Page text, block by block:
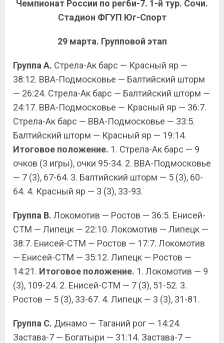
Чемпионат России по регби-7. 1-й тур. Сочи.
Стадион ФГУП Юг-Спорт
29 марта. Групповой этап
Группа А. Стрела-Ак барс — Красный яр —
38:12. ВВА-Подмосковье — Балтийский шторм
— 26:24. Стрела-Ак барс — Балтийский шторм —
24:17. ВВА-Подмосковье — Красный яр — 36:7.
Стрела-Ак барс — ВВА-Подмосковье — 33:5.
Балтийский шторм — Красный яр — 19:14.
Итоговое положение. 1. Стрела-Ак барс — 9
очков (3 игры), очки 95-34. 2. ВВА-Подмосковье
— 7 (3), 67-64. 3. Балтийский шторм — 5 (3), 60-
64. 4. Красный яр — 3 (3), 33-93.
Группа В. Локомотив — Ростов — 36:5. Енисей-
СТМ — Липецк — 22:10. Локомотив — Липецк —
38:7. Енисей-СТМ — Ростов — 17:7. Локомотив
— Енисей-СТМ — 35:12. Липецк — Ростов —
14:21. Итоговое положение. 1. Локомотив — 9
(3), 109-24. 2. Енисей-СТМ — 7 (3), 51-52. 3.
Ростов — 5 (3), 33-67. 4. Липецк — 3 (3), 31-81.
Группа С. Динамо — Таганий рог — 14:24.
Застава-7 — Богатыри — 31:14. Застава-7 —